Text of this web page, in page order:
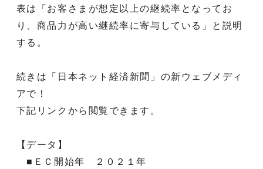
表は「お客さまが想定以上の継続率となってお
り、商品力が高い継続率に寄与している」と説明
する。
続きは「日本ネット経済新聞」の新ウェブメディ
アで！
下記リンクから閲覧できます。
【データ】
■ＥＣ開始年 ２０２１年